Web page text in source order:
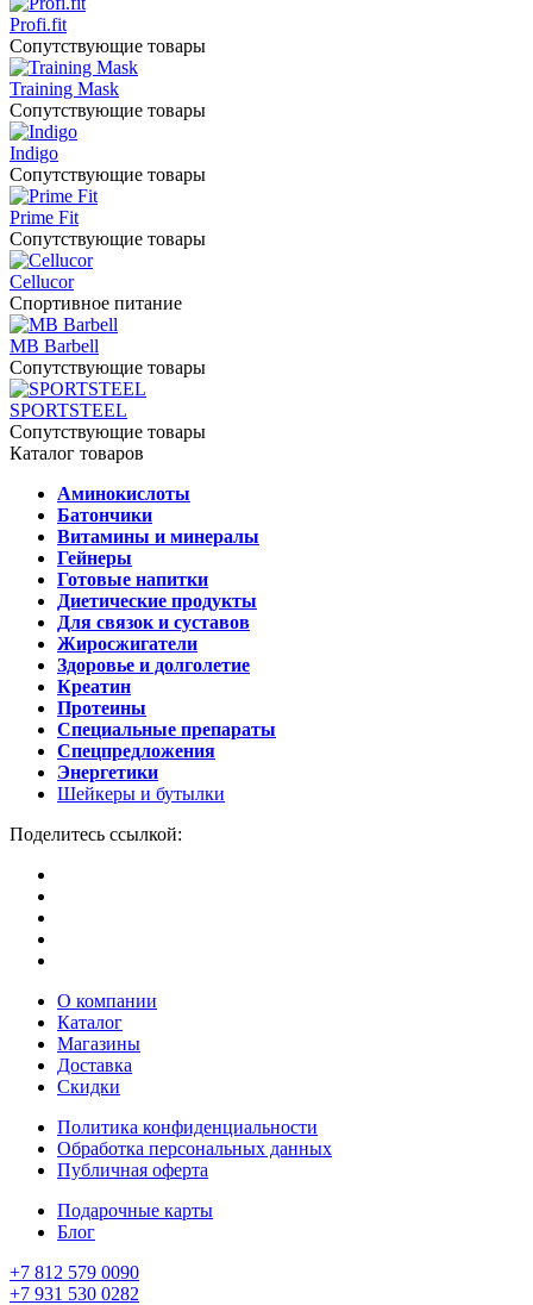
Profi.fit
Сопутствующие товары
Training Mask
Сопутствующие товары
Indigo
Сопутствующие товары
Prime Fit
Сопутствующие товары
Cellucor
Спортивное питание
MB Barbell
Сопутствующие товары
SPORTSTEEL
Сопутствующие товары
Каталог товаров
Аминокислоты
Батончики
Витамины и минералы
Гейнеры
Готовые напитки
Диетические продукты
Для связок и суставов
Жиросжигатели
Здоровье и долголетие
Креатин
Протеины
Специальные препараты
Спецпредложения
Энергетики
Шейкеры и бутылки
Поделитесь ссылкой:
О компании
Каталог
Магазины
Доставка
Скидки
Политика конфиденциальности
Обработка персональных данных
Публичная оферта
Подарочные карты
Блог
+7 812 579 0090
+7 931 530 0282